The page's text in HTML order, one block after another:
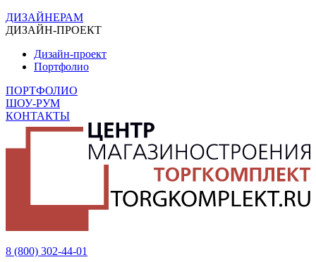
ДИЗАЙНЕРАМ
ДИЗАЙН-ПРОЕКТ
Дизайн-проект
Портфолио
ПОРТФОЛИО
ШОУ-РУМ
КОНТАКТЫ
8 (800) 302-44-01